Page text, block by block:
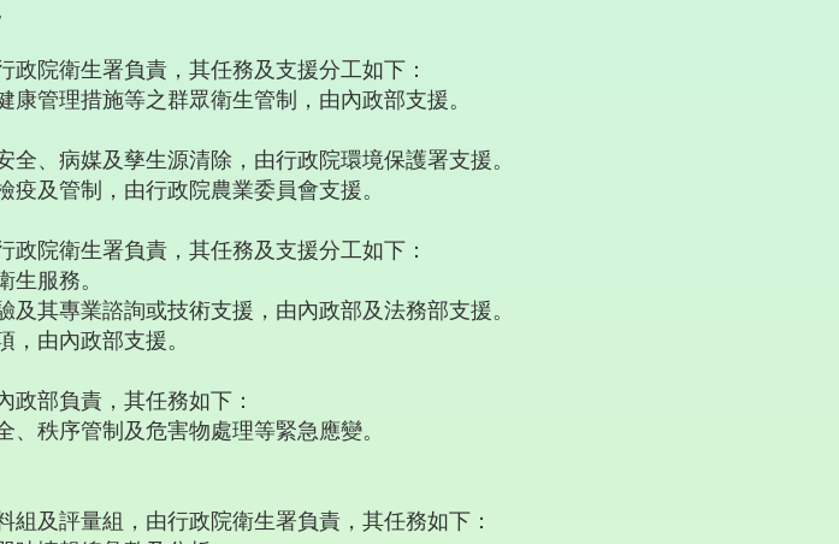
院衛生署負責，其任務及支援分工如下：
管理措施等之群眾衛生管制，由內政部支援。
、病媒及孳生源清除，由行政院環境保護署支援。
疫及管制，由行政院農業委員會支援。
院衛生署負責，其任務及支援分工如下：
服務。
其專業諮詢或技術支援，由內政部及法務部支援。
由內政部支援。
部負責，其任務如下：
秩序管制及危害物處理等緊急應變。
評量組，由行政院衛生署負責，其任務如下：